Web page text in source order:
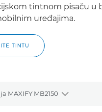
tintnom pisaču u
uređajima.
TINTU
MAXIFY MB2150
Toggle